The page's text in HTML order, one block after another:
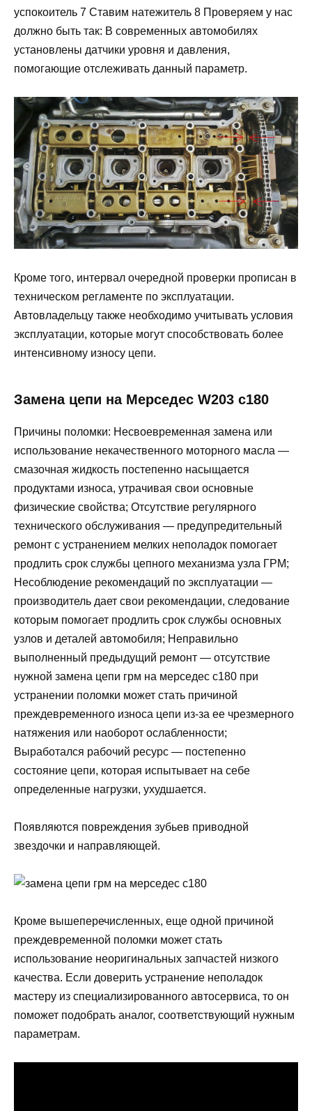
успокоитель 7 Ставим натежитель 8 Проверяем у нас
должно быть так: В современных автомобилях
установлены датчики уровня и давления,
помогающие отслеживать данный параметр.
Кроме того, интервал очередной проверки прописан в
техническом регламенте по эксплуатации.
Автовладельцу также необходимо учитывать условия
эксплуатации, которые могут способствовать более
интенсивному износу цепи.
Замена цепи на Мерседес W203 c180
Причины поломки: Несвоевременная замена или
использование некачественного моторного масла —
смазочная жидкость постепенно насыщается
продуктами износа, утрачивая свои основные
физические свойства; Отсутствие регулярного
технического обслуживания — предупредительный
ремонт с устранением мелких неполадок помогает
продлить срок службы цепного механизма узла ГРМ;
Несоблюдение рекомендаций по эксплуатации —
производитель дает свои рекомендации, следование
которым помогает продлить срок службы основных
узлов и деталей автомобиля; Неправильно
выполненный предыдущий ремонт — отсутствие
нужной замена цепи грм на мерседес с180 при
устранении поломки может стать причиной
преждевременного износа цепи из-за ее чрезмерного
натяжения или наоборот ослабленности;
Выработался рабочий ресурс — постепенно
состояние цепи, которая испытывает на себе
определенные нагрузки, ухудшается.
Появляются повреждения зубьев приводной
звездочки и направляющей.
Кроме вышеперечисленных, еще одной причиной
преждевременной поломки может стать
использование неоригинальных запчастей низкого
качества. Если доверить устранение неполадок
мастеру из специализированного автосервиса, то он
поможет подобрать аналог, соответствующий нужным
параметрам.